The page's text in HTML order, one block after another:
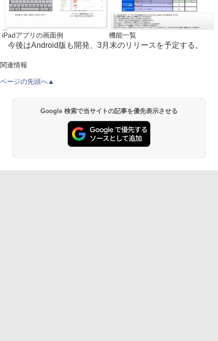
iPadアプリの画面例 機能一覧
今後はAndroid版も開発、3月末のリリースを予定する。
関連情報
ページの先頭へ▲
Google 検索で当サイトの記事を優先表示させる